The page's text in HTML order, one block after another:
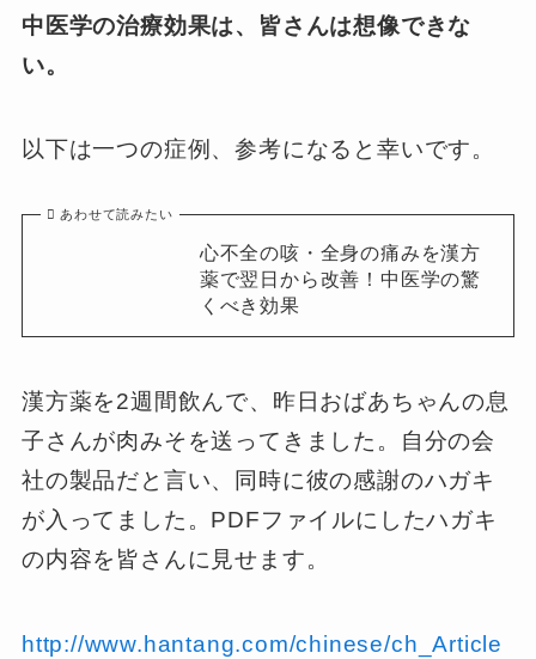
中医学の治療効果は、皆さんは想像できな
い。
以下は一つの症例、参考になると幸いです。
あわせて読みたい
心不全の咳・全身の痛みを漢方
薬で翌日から改善！中医学の驚
くべき効果
漢方薬を2週間飲んで、昨日おばあちゃんの息
子さんが肉みそを送ってきました。自分の会
社の製品だと言い、同時に彼の感謝のハガキ
が入ってました。PDFファイルにしたハガキ
の内容を皆さんに見せます。
http://www.hantang.com/chinese/ch_Article